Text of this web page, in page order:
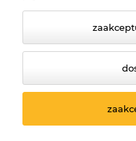
© 2026
Styl graficzny